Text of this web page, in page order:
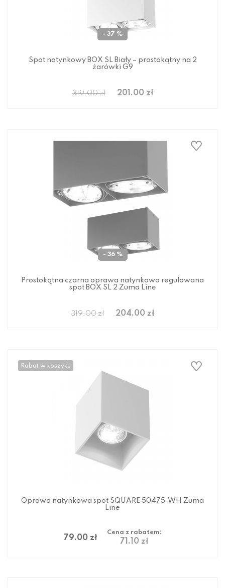
- 37 %
Spot natynkowy BOX SL Biały – prostokątny na 2
żarówki G9
319.00 zł 201.00 zł
- 36 %
Prostokątna czarna oprawa natynkowa regulowana
spot BOX SL 2 Zuma Line
319.00 zł 204.00 zł
Rabat w koszyku
Oprawa natynkowa spot SQUARE 50475-WH Zuma
Line
79.00 zł
Cena z rabatem:
71.10 zł